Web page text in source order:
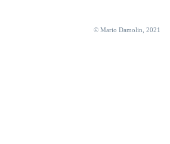
© Mario Damolin, 2021